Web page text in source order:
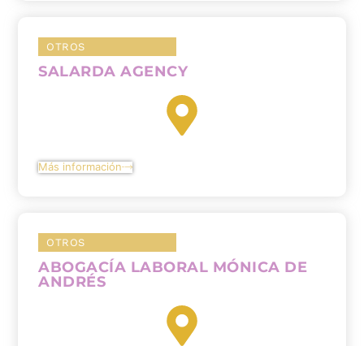
OTROS
SALARDA AGENCY
Más información
OTROS
ABOGACÍA LABORAL MÓNICA DE
ANDRÉS